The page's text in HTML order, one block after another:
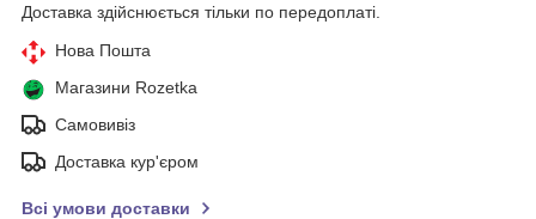
Доставка здійснюється тільки по передоплаті.
Нова Пошта
Магазини Rozetka
Самовивіз
Доставка кур'єром
Всі умови доставки